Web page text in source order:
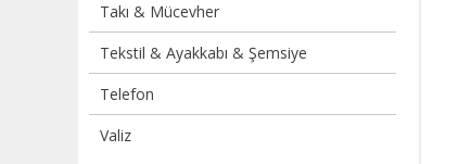
Takı & Mücevher
Tekstil & Ayakkabı & Şemsiye
Telefon
Valiz